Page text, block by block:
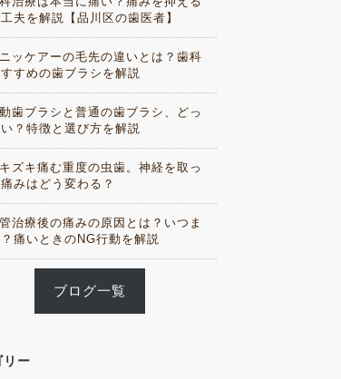
夫を解説【品川区の歯医者】
ッケアーの毛先の違いとは？歯科
すすめの歯ブラシを解説
歯ブラシと普通の歯ブラシ、どっ
？特徴と選び方を解説
ズキ痛む重度の虫歯。神経を取っ
みはどう変わる？
治療後の痛みの原因とは？いつま
痛いときのNG行動を解説
ブログ一覧
リー